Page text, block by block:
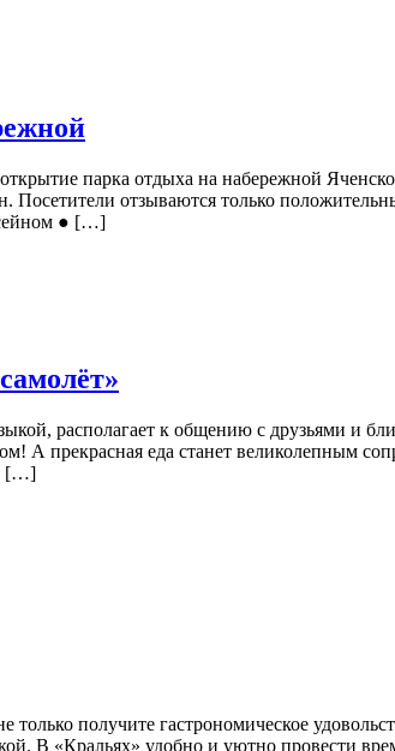
парка отдыха на набережной
Посетители отзываются только
● […]
располагает к общению с друзьями и
А прекрасная еда станет великолепным
[…]
только получите гастрономическое
В «Кральях» удобно и уютно провести